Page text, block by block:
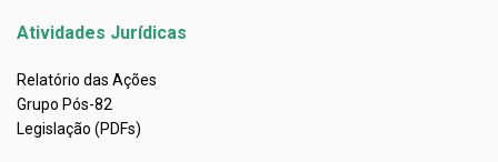
Atividades Jurídicas
Relatório das Ações
Grupo Pós-82
Legislação (PDFs)